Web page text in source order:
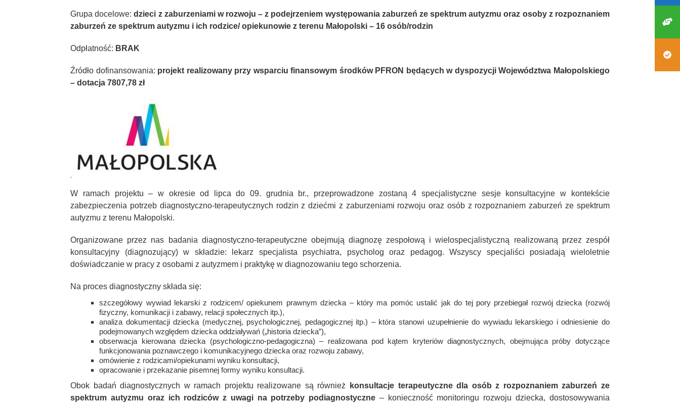
Grupa docelowe: dzieci z zaburzeniami w rozwoju – z podejrzeniem występowania zaburzeń ze spektrum autyzmu oraz osoby z rozpoznaniem
zaburzeń ze spektrum autyzmu i ich rodzice/ opiekunowie z terenu Małopolski – 16 osób/rodzin
Odpłatność: BRAK
Źródło dofinansowania: projekt realizowany przy wsparciu finansowym środków PFRON będących w dyspozycji Województwa Małopolskiego
– dotacja 7807,78 zł
W ramach projektu – w okresie od lipca do 09. grudnia br., przeprowadzone zostaną 4 specjalistyczne sesje konsultacyjne w kontekście
zabezpieczenia potrzeb diagnostyczno-terapeutycznych rodzin z dziećmi z zaburzeniami rozwoju oraz osób z rozpoznaniem zaburzeń ze spektrum
autyzmu z terenu Małopolski.
Organizowane przez nas badania diagnostyczno-terapeutyczne obejmują diagnozę zespołową i wielospecjalistyczną realizowaną przez zespół
konsultacyjny (diagnozujący) w składzie: lekarz specjalista psychiatra, psycholog oraz pedagog. Wszyscy specjaliści posiadają wieloletnie
doświadczanie w pracy z osobami z autyzmem i praktykę w diagnozowaniu tego schorzenia.
Na proces diagnostyczny składa się:
szczegółowy wywiad lekarski z rodzicem/ opiekunem prawnym dziecka – który ma pomóc ustalić jak do tej pory przebiegał rozwój dziecka (rozwój
fizyczny, komunikacji i zabawy, relacji społecznych itp.),
analiza dokumentacji dziecka (medycznej, psychologicznej, pedagogicznej itp.) – która stanowi uzupełnienie do wywiadu lekarskiego i odniesienie do
podejmowanych względem dziecka oddziaływań („historia dziecka”),
obserwacja kierowana dziecka (psychologiczno-pedagogiczna) – realizowana pod kątem kryteriów diagnostycznych, obejmująca próby dotyczące
funkcjonowania poznawczego i komunikacyjnego dziecka oraz rozwoju zabawy,
omówienie z rodzicami/opiekunami wyniku konsultacji,
opracowanie i przekazanie pisemnej formy wyniku konsultacji.
Obok badań diagnostycznych w ramach projektu realizowane są również
konsultacje terapeutyczne dla osób z rozpoznaniem zaburzeń ze
spektrum autyzmu oraz ich rodziców z uwagi na potrzeby podiagnostyczne – konieczność monitoringu rozwoju dziecka, dostosowywania